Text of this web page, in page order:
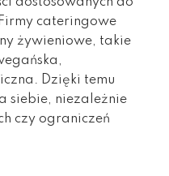
cateringowe
żywieniowe, takie
Dzięki temu
siebie, niezależnie
czy ograniczeń